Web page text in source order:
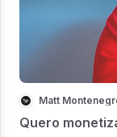
Matt
Quero